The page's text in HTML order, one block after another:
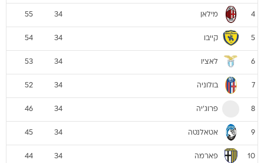
4 מילאן 34
55
5 קייבו 34
54
6 לאציו 34
53
7 בולוניה 34
52
8 פרוג'יה 34
46
9 אטאלנטה 34
45
10 פארמה 34
44